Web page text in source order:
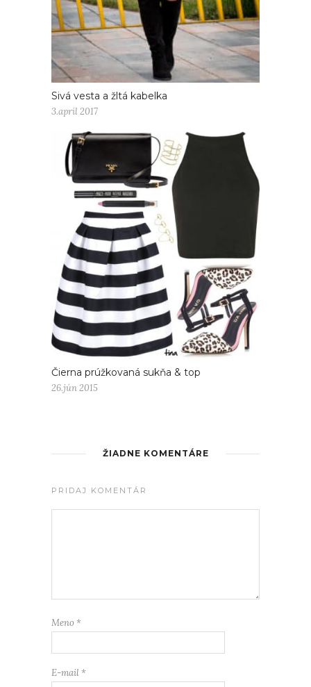
Sivá vesta a žltá kabelka
3.apríl 2017
Čierna prúžkovaná sukňa & top
26.jún 2015
ŽIADNE KOMENTÁRE
PRIDAJ KOMENTÁR
Meno *
E-mail *